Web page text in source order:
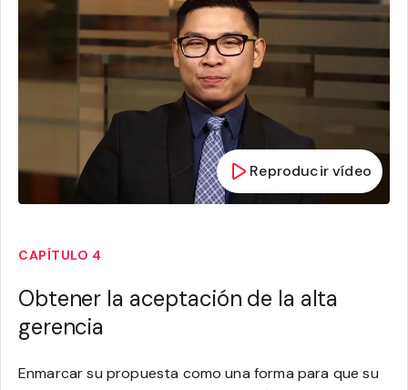
Reproducir vídeo
CAPÍTULO 4
Obtener la aceptación de la alta
gerencia
Enmarcar su propuesta como una forma para que su